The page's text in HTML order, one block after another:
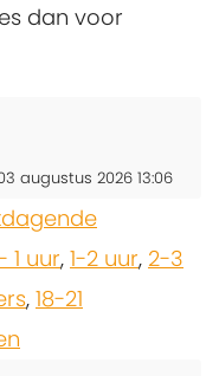
dan voor
augustus 2026 13:06
1 uur, 1-2 uur, 2-3
, 18-21